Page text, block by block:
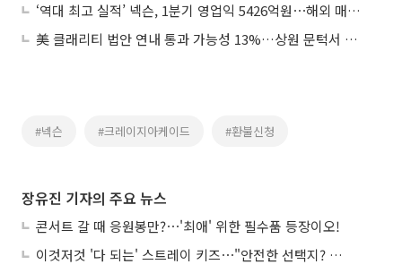
‘역대 최고 실적’ 넥슨, 1분기 영업익 5426억원⋯해외 매출도 역대 최대
美 클래리티 법안 연내 통과 가능성 13%…상원 문턱서 제동
#넥슨 #크레이지아케이드 #환불신청
장유진 기자의 주요 뉴스
콘서트 갈 때 응원봉만?⋯'최애' 위한 필수품 등장이오!
이것저것 '다 되는' 스트레이 키즈⋯"안전한 선택지? 도전이 재밌죠"